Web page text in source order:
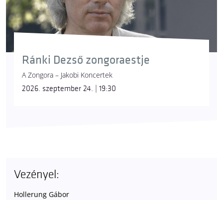
Ránki Dezső zongoraestje
A Zongora – Jakobi Koncertek
2026. szeptember 24. | 19:30
Vezényel:
Hollerung Gábor